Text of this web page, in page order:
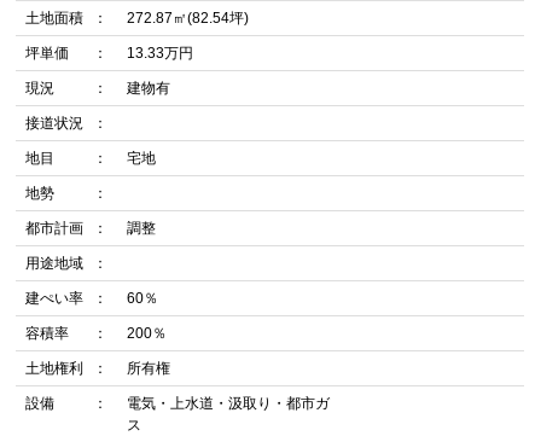
土地面積 272.87㎡(82.54坪)
坪単価 13.33万円
現況 建物有
接道状況
地目 宅地
地勢
都市計画 調整
用途地域
建ぺい率 60％
容積率 200％
土地権利 所有権
設備
電気・上水道・汲取り・都市ガ
ス